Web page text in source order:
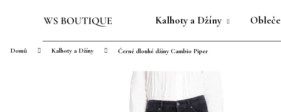
Kalhoty a Džíny
Domů Kalhoty a Džíny Černé dlouhé džíny Cambio Piper
Zpět
obchodu
Zpět
obchodu